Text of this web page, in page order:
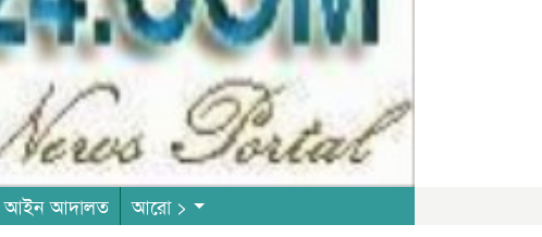
আইন আদালত আরো >